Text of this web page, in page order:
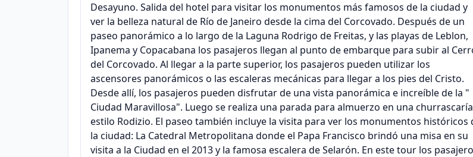
Desayuno. Salida del hotel para visitar los monumentos más famosos de la ciudad y
ver la belleza natural de Río de Janeiro desde la cima del Corcovado. Después de un
paseo panorámico a lo largo de la Laguna Rodrigo de Freitas, y las playas de Leblon,
Ipanema y Copacabana los pasajeros llegan al punto de embarque para subir al
del Corcovado. Al llegar a la parte superior, los pasajeros pueden utilizar los
ascensores panorámicos o las escaleras mecánicas para llegar a los pies del Cristo.
Desde allí, los pasajeros pueden disfrutar de una vista panorámica e increíble de la "
Ciudad Maravillosa". Luego se realiza una parada para almuerzo en una churrascaría
estilo Rodizio. El paseo también incluye la visita para ver los monumentos históricos
la ciudad: La Catedral Metropolitana donde el Papa Francisco brindó una misa en su
visita a la Ciudad en el 2013 y la famosa escalera de Selarón. En este tour los